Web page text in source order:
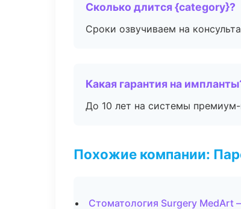
Сколько длится {category}?
Сроки озвучиваем на
Какая гарантия на
До 10 лет на системы
Похожие компании:
Стоматология Surgery MedArt